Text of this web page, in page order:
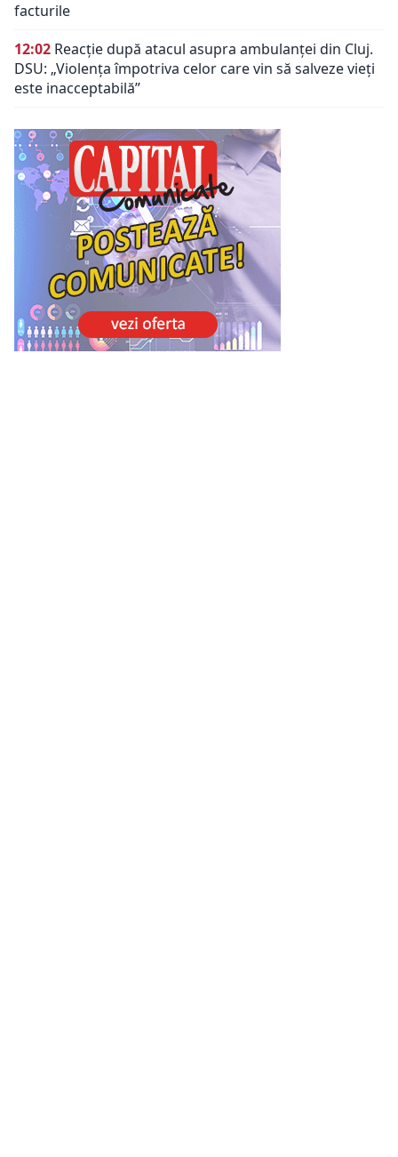
facturile
12:02 Reacție după atacul asupra ambulanței din Cluj.
DSU: „Violența împotriva celor care vin să salveze vieți
este inacceptabilă”